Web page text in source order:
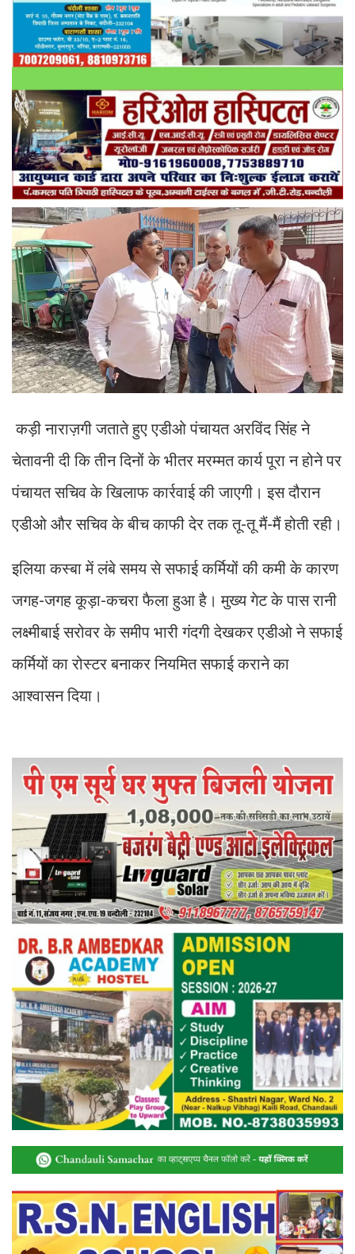
कड़ी नाराज़गी जताते हुए एडीओ पंचायत अरविंद सिंह ने
चेतावनी दी कि तीन दिनों के भीतर मरम्मत कार्य पूरा न होने पर
पंचायत सचिव के खिलाफ कार्रवाई की जाएगी। इस दौरान
एडीओ और सचिव के बीच काफी देर तक तू-तू मैं-मैं होती रही।
इलिया कस्बा में लंबे समय से सफाई कर्मियों की कमी के कारण
जगह-जगह कूड़ा-कचरा फैला हुआ है। मुख्य गेट के पास रानी
लक्ष्मीबाई सरोवर के समीप भारी गंदगी देखकर एडीओ ने सफाई
कर्मियों का रोस्टर बनाकर नियमित सफाई कराने का
आश्वासन दिया।